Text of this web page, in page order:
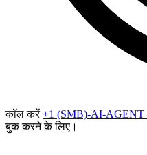
कॉल करें+1 (SMB)-AI-AGENT
बुक करने के लिए।